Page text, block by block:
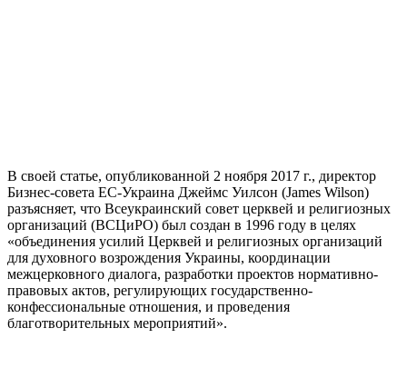
В своей статье, опубликованной 2 ноября 2017 г., директор
Бизнес-совета ЕС-Украина Джеймс Уилсон (James Wilson)
разъясняет, что Всеукраинский совет церквей и религиозных
организаций (ВСЦиРО) был создан в 1996 году в целях
«объединения усилий Церквей и религиозных организаций
для духовного возрождения Украины, координации
межцерковного диалога, разработки проектов нормативно-
правовых актов, регулирующих государственно-
конфессиональные отношения, и проведения
благотворительных мероприятий».